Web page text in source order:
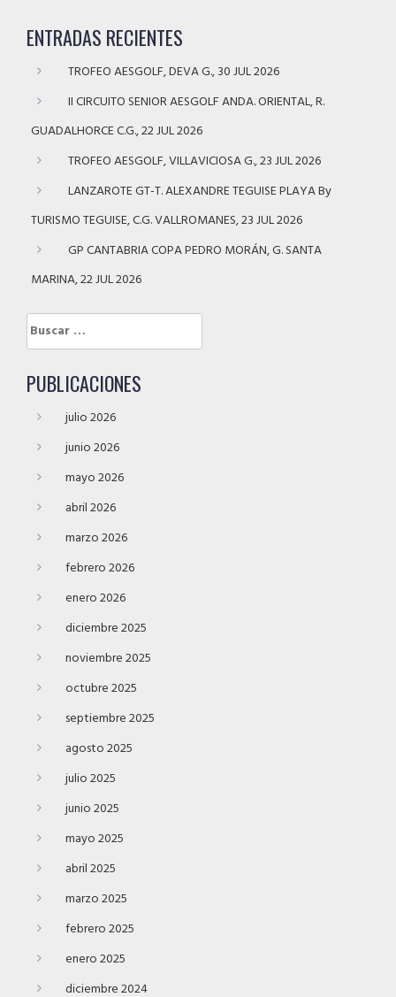
ENTRADAS RECIENTES
TROFEO AESGOLF, DEVA G., 30 JUL 2026
II CIRCUITO SENIOR AESGOLF ANDA. ORIENTAL, R.
GUADALHORCE C.G., 22 JUL 2026
TROFEO AESGOLF, VILLAVICIOSA G., 23 JUL 2026
LANZAROTE GT-T. ALEXANDRE TEGUISE PLAYA By
TURISMO TEGUISE, C.G. VALLROMANES, 23 JUL 2026
GP CANTABRIA COPA PEDRO MORÁN, G. SANTA
MARINA, 22 JUL 2026
Buscar:
PUBLICACIONES
julio 2026
junio 2026
mayo 2026
abril 2026
marzo 2026
febrero 2026
enero 2026
diciembre 2025
noviembre 2025
octubre 2025
septiembre 2025
agosto 2025
julio 2025
junio 2025
mayo 2025
abril 2025
marzo 2025
febrero 2025
enero 2025
diciembre 2024